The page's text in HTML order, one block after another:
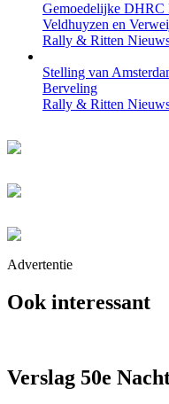
Gemoedelijke DHRC
Veldhuyzen en
Rally & Ritten
Stelling van
Berveling
Rally & Ritten
Advertentie
Ook interessant
Verslag 50e